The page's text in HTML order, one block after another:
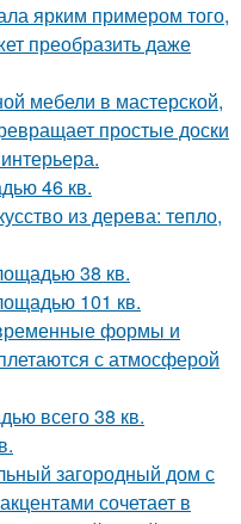
ярким примером того,
преобразить даже
мебели в мастерской,
простые доски
46 кв.
из дерева: тепло,
38 кв.
101 кв.
формы и
с атмосферой
всего 38 кв.
загородный дом с
сочетает в